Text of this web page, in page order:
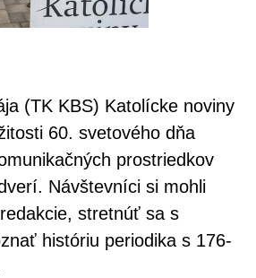
(TK KBS) Katolícke noviny
60. svetového dňa
prostriedkov
Návštevníci si mohli
stretnúť sa s
históriu periodika s 176-